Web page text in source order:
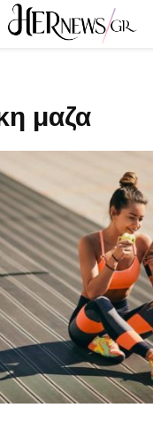
μαζα